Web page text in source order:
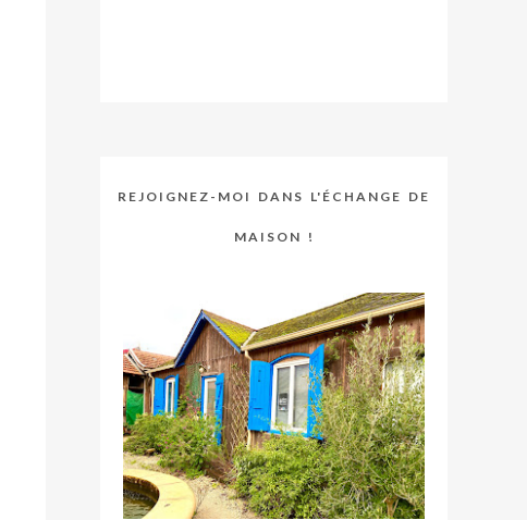
REJOIGNEZ-MOI DANS L'ÉCHANGE DE
MAISON !